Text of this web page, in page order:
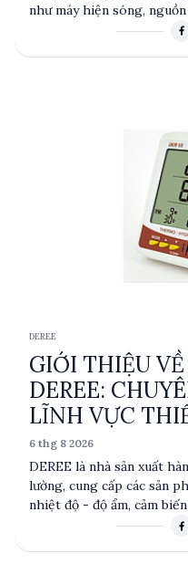
như máy hiện sóng,
đo lường khác. Với sự
DEREE
GIỚI THIỆU
DEREE:
LĨNH VỰC
6 thg 8 2026
DEREE là nhà sản xuất
lường, cung cấp các sản
nhiệt độ - độ ẩm, cảm
năng cầm tay. Với độ